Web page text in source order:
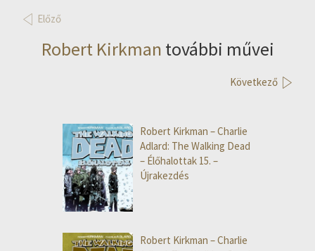
Előző
Robert Kirkman további művei
Következő
Robert Kirkman – Charlie
Adlard: The Walking Dead
– Élőhalottak 15. –
Újrakezdés
Robert Kirkman – Charlie